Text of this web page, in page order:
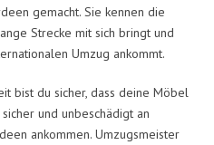
gemacht. Sie kennen die
Strecke mit sich bringt und
Umzug ankommt.
bist du sicher, dass deine Möbel
und unbeschädigt an
ankommen. Umzugsmeister